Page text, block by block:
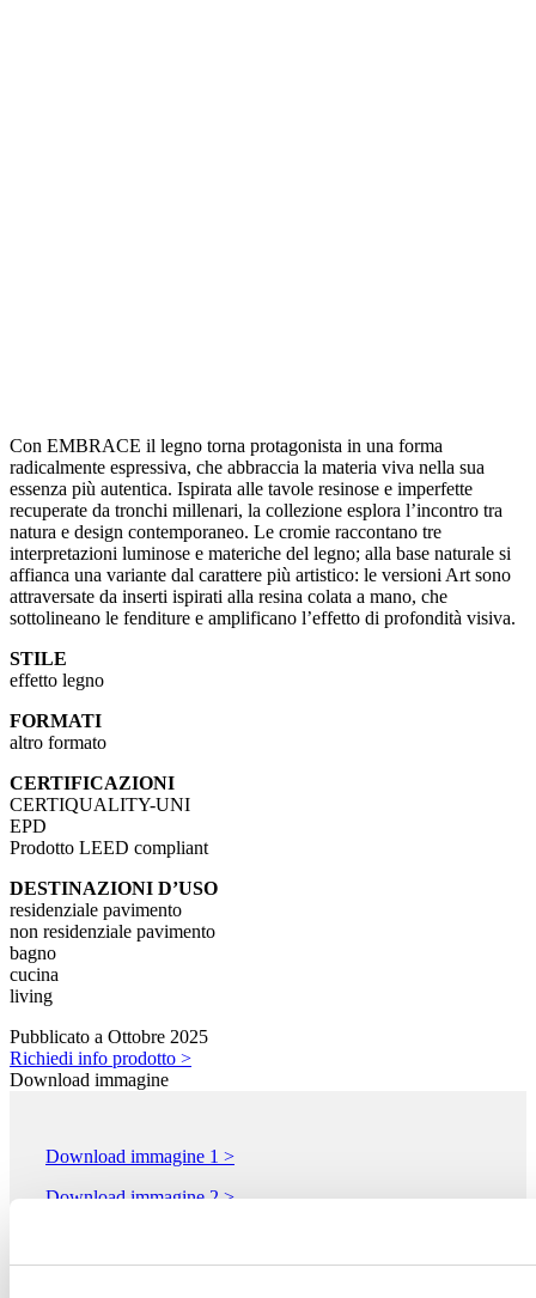
Con EMBRACE il legno torna protagonista in una forma
radicalmente espressiva, che abbraccia la materia viva nella sua
essenza più autentica. Ispirata alle tavole resinose e imperfette
recuperate da tronchi millenari, la collezione esplora l’incontro tra
natura e design contemporaneo. Le cromie raccontano tre
interpretazioni luminose e materiche del legno; alla base naturale si
affianca una variante dal carattere più artistico: le versioni Art sono
attraversate da inserti ispirati alla resina colata a mano, che
sottolineano le fenditure e amplificano l’effetto di profondità visiva.
STILE
effetto legno
FORMATI
altro formato
CERTIFICAZIONI
CERTIQUALITY-UNI
EPD
Prodotto LEED compliant
DESTINAZIONI D’USO
residenziale pavimento
non residenziale pavimento
bagno
cucina
living
Pubblicato a Ottobre 2025
Richiedi info prodotto >
Download immagine
Download immagine 1 >
Download immagine 2 >